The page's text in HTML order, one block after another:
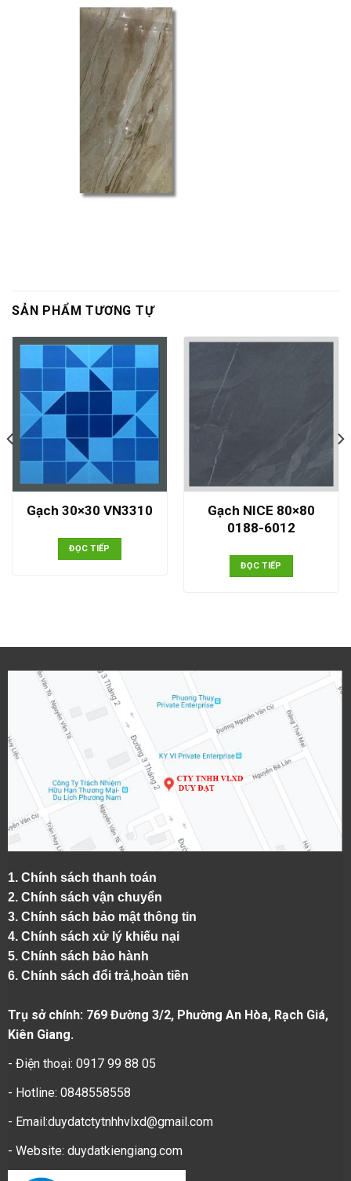
SẢN PHẨM TƯƠNG TỰ
Gạch 30×30 VN3310
ĐỌC TIẾP
Gạch NICE 80×80
0188-6012
ĐỌC TIẾP
1. Chính sách thanh toán
2. Chính sách vận chuyển
3. Chính sách bảo mật thông tin
4. Chính sách xử lý khiếu nại
5. Chính sách bảo hành
6. Chính sách đổi trả,hoàn tiền
Trụ sở chính: 769 Đường 3/2, Phường An Hòa, Rạch Giá,
Kiên Giang.
- Điện thoại: 0917 99 88 05
- Hotline: 0848558558
- Email:duydatctytnhhvlxd@gmail.com
- Website: duydatkiengiang.com